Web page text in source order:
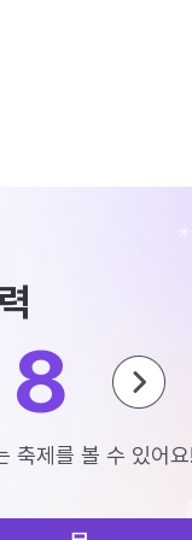
축제를 볼 수 있어